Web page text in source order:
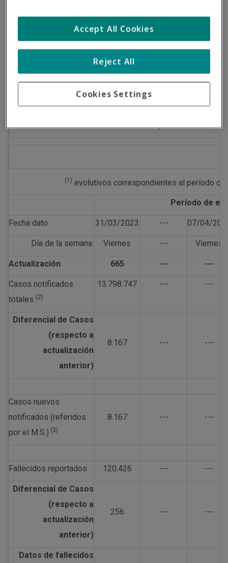
Datos del período comprendido entre: 31/03/2023 al
Información facilitada por el Ministerio de Sanidad
Comparativa
(1) evolutivos correspondientes al período de
Período de
Fecha dato 31/03/2023 --- 07/04/
Día de la semana: Viernes --- Viernes
Actualización 665 --- ---
Casos notificados
totales (2)
13.798.747 --- ---
Diferencial de Casos
(respecto a
actualización
anterior)
8.167 --- ---
Casos nuevos
notificados (referidos
por el M.S.) (3)
8.167 --- ---
Fallecidos reportados 120.426 --- ---
Diferencial de Casos
(respecto a
actualización
anterior)
256 --- ---
Datos de fallecidos
Cookies Settings
Reject All
Accept All Cookies